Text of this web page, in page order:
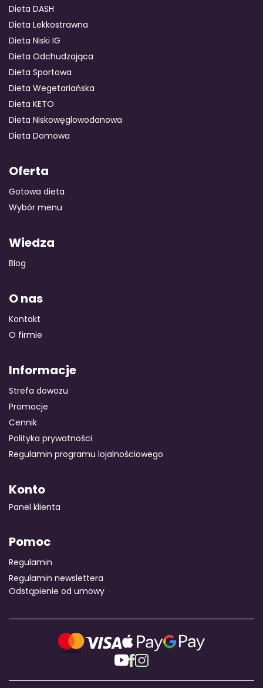
Dieta DASH
Dieta Lekkostrawna
Dieta Niski IG
Dieta Odchudzająca
Dieta Sportowa
Dieta Wegetariańska
Dieta KETO
Dieta Niskowęglowodanowa
Dieta Domowa
Oferta
Gotowa dieta
Wybór menu
Wiedza
Blog
O nas
Kontakt
O firmie
Informacje
Strefa dowozu
Promocje
Cennik
Polityka prywatności
Regulamin programu lojalnościowego
Konto
Panel klienta
Pomoc
Regulamin
Regulamin newslettera
Odstąpienie od umowy